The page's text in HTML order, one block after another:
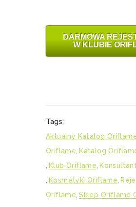
DARMOWA
W KLUBIE
Tags:
Aktualny Katalog
Oriflame Katalog
Klub Oriflame
Kosmetyki Oriflame
Oriflame Sklep Oriflame